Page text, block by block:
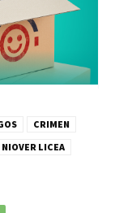
CRIMEN
NIOVER LICEA